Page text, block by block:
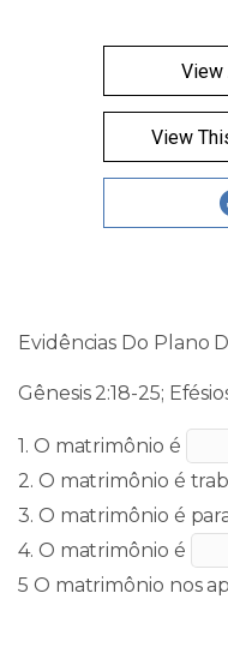
View
View
Evidências Do Plano
Gênesis 2:18-25;
1. O matrimônio é
2. O matrimônio é
3. O matrimônio é
4. O matrimônio é
5 O matrimônio nos